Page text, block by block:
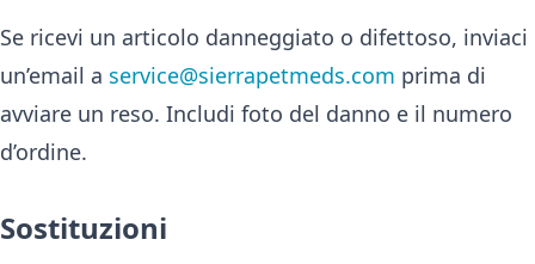
Se ricevi un articolo danneggiato o difettoso, inviaci
un’email a service@sierrapetmeds.com prima di
avviare un reso. Includi foto del danno e il numero
d’ordine.
Sostituzioni